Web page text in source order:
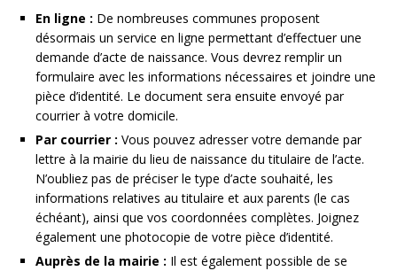
En ligne : De nombreuses communes proposent
désormais un service en ligne permettant d’effectuer une
demande d’acte de naissance. Vous devrez remplir un
formulaire avec les informations nécessaires et joindre une
pièce d’identité. Le document sera ensuite envoyé par
courrier à votre domicile.
Par courrier : Vous pouvez adresser votre demande par
lettre à la mairie du lieu de naissance du titulaire de l’acte.
N’oubliez pas de préciser le type d’acte souhaité, les
informations relatives au titulaire et aux parents (le cas
échéant), ainsi que vos coordonnées complètes. Joignez
également une photocopie de votre pièce d’identité.
Auprès de la mairie : Il est également possible de se